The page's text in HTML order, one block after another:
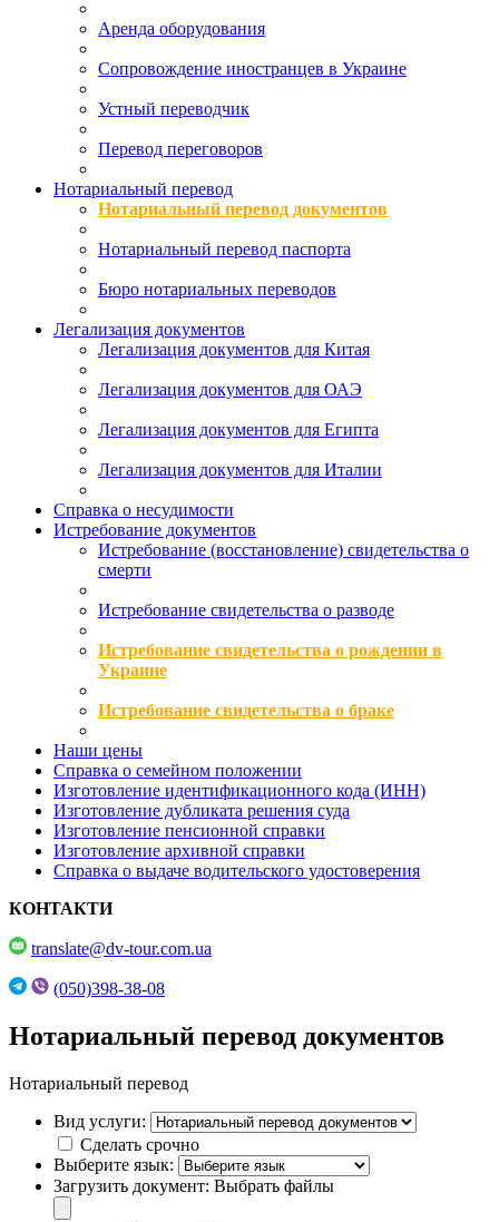
Аренда оборудования
Сопровождение иностранцев в Украине
Устный переводчик
Перевод переговоров
Нотариальный перевод
Нотариальный перевод документов
Нотариальный перевод паспорта
Бюро нотариальных переводов
Легализация документов
Легализация документов для Китая
Легализация документов для ОАЭ
Легализация документов для Египта
Легализация документов для Италии
Справка о несудимости
Истребование документов
Истребование (восстановление) свидетельства о
смерти
Истребование свидетельства о разводе
Истребование свидетельства о рождении в
Украине
Истребование свидетельства о браке
Наши цены
Справка о семейном положении
Изготовление идентификационного кода (ИНН)
Изготовление дубликата решения суда
Изготовление пенсионной справки
Изготовление архивной справки
Справка о выдаче водительского удостоверения
КОНТАКТИ
translate@dv-tour.com.ua
(050)398-38-08
Нотариальный перевод документов
Нотариальный перевод
Вид услуги:
Сделать срочно
Выберите язык:
Загрузить документ: Выбрать файлы